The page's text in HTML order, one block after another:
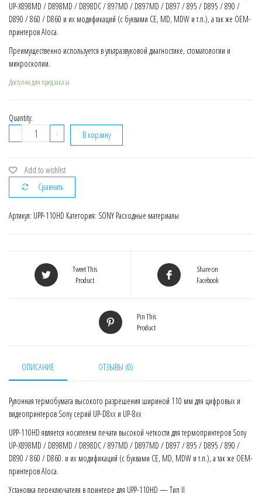
UP-X898MD / D898MD / D898DC / 897MD / D897MD / D897 / 895 / D895 / 890 /
D890 / 860 / D860 и их модификаций (с буквами CE, MD, MDW и т.п.), а так же OEM-
принтеров Aloca.
Преимущественно используется в ультразвуковой диагностике, стоматологии и
микроскопии.
Доступно для предзаказа
Quantity:
-
Количество
Бумага,
Density
Sony
UPP-
+ В корзину
Add to wishlist
Сравнить
Артикул: UPP-110HD Категория: SONY Расходные материалы
Tweet This
Product
Share on
Facebook
Pin This
Product
ОПИСАНИЕ ОТЗЫВЫ (0)
Рулонная термобумага высокого разрешения шириной 110 мм для цифровых и
видеопринтеров Sony серий UP-D8xx и UP-8xx
UPP-110HD является носителем печати высокой четкости для термопринтеров Sony
UP-X898MD / D898MD / D898DC / 897MD / D897MD / D897 / 895 / D895 / 890 /
D890 / 860 / D860. и их модификаций (с буквами CE, MD, MDW и т.п.), а так же OEM-
принтеров Aloca.
Установка переключателя в принтере для UPP-110HD — Тип II